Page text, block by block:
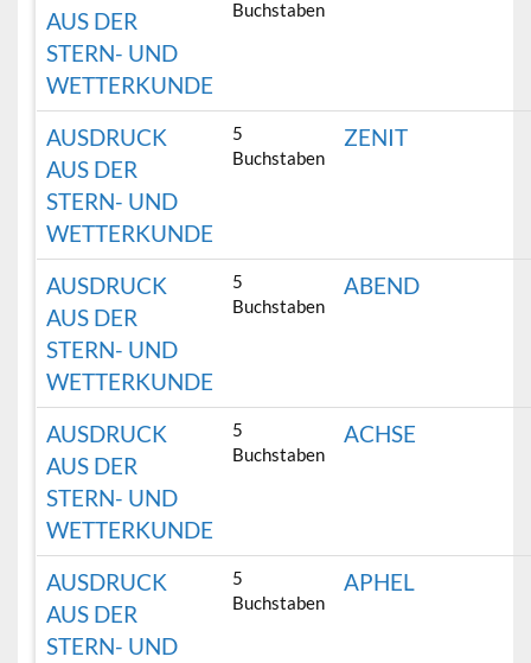
AUS DER
STERN- UND
WETTERKUNDE
Buchstaben
AUSDRUCK
AUS DER
STERN- UND
WETTERKUNDE
5
Buchstaben
ZENIT
AUSDRUCK
AUS DER
STERN- UND
WETTERKUNDE
5
Buchstaben
ABEND
AUSDRUCK
AUS DER
STERN- UND
WETTERKUNDE
5
Buchstaben
ACHSE
AUSDRUCK
AUS DER
STERN- UND
5
Buchstaben
APHEL